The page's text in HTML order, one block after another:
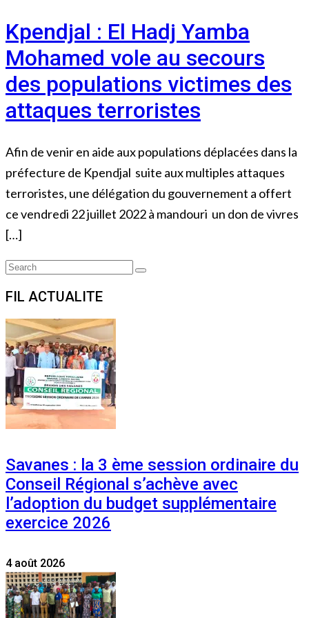
Kpendjal : El Hadj Yamba
Mohamed vole au secours
des populations victimes des
attaques terroristes
Afin de venir en aide aux populations déplacées dans la
préfecture de Kpendjal suite aux multiples attaques
terroristes, une délégation du gouvernement a offert
ce vendredi 22 juillet 2022 à mandouri un don de vivres
[…]
Search
Search
FIL ACTUALITE
Savanes : la 3 ème session ordinaire du
Conseil Régional s’achève avec
l’adoption du budget supplémentaire
exercice 2026
4 août 2026